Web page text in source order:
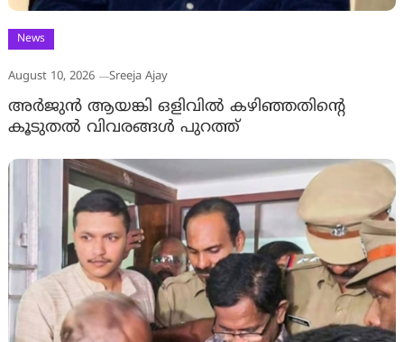
News
August 10, 2026 Sreeja Ajay
അര്‍ജുന്‍ ആയങ്കി ഒളിവില്‍ കഴിഞ്ഞതിന്റെ
കൂടുതല്‍ വിവരങ്ങള്‍ പുറത്ത്